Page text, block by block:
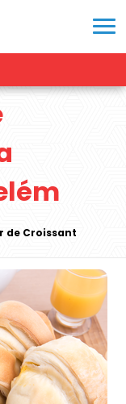
de Croissant